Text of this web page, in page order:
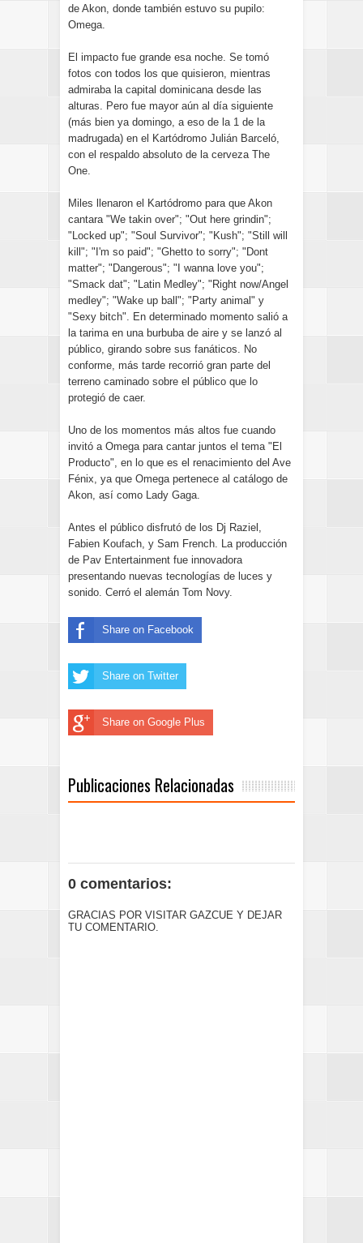
de Akon, donde también estuvo su pupilo:
Omega.
El impacto fue grande esa noche. Se tomó
fotos con todos los que quisieron, mientras
admiraba la capital dominicana desde las
alturas. Pero fue mayor aún al día siguiente
(más bien ya domingo, a eso de la 1 de la
madrugada) en el Kartódromo Julián Barceló,
con el respaldo absoluto de la cerveza The
One.
Miles llenaron el Kartódromo para que Akon
cantara "We takin over"; "Out here grindin";
"Locked up"; "Soul Survivor"; "Kush"; "Still will
kill"; "I'm so paid"; "Ghetto to sorry"; "Dont
matter"; "Dangerous"; "I wanna love you";
"Smack dat"; "Latin Medley"; "Right now/Angel
medley"; "Wake up ball"; "Party animal" y
"Sexy bitch". En determinado momento salió a
la tarima en una burbuba de aire y se lanzó al
público, girando sobre sus fanáticos. No
conforme, más tarde recorrió gran parte del
terreno caminado sobre el público que lo
protegió de caer.
Uno de los momentos más altos fue cuando
invitó a Omega para cantar juntos el tema "El
Producto", en lo que es el renacimiento del Ave
Fénix, ya que Omega pertenece al catálogo de
Akon, así como Lady Gaga.
Antes el público disfrutó de los Dj Raziel,
Fabien Koufach, y Sam French. La producción
de Pav Entertainment fue innovadora
presentando nuevas tecnologías de luces y
sonido. Cerró el alemán Tom Novy.
Share on Facebook
Share on Twitter
Share on Google Plus
Publicaciones Relacionadas
0 comentarios:
GRACIAS POR VISITAR GAZCUE Y DEJAR
TU COMENTARIO.